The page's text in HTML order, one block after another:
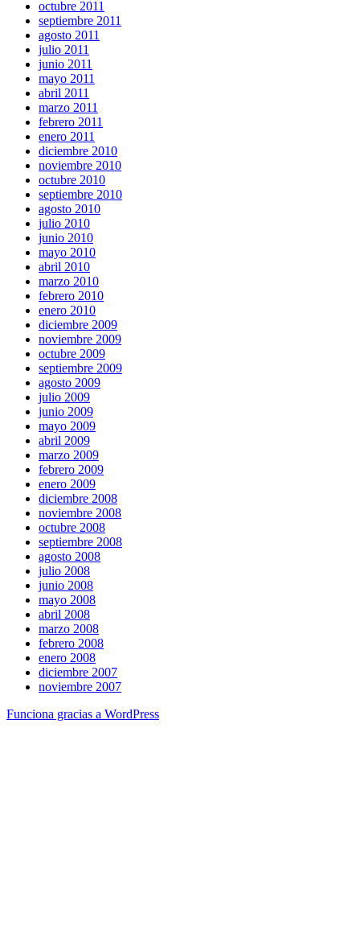
octubre 2011
septiembre 2011
agosto 2011
julio 2011
junio 2011
mayo 2011
abril 2011
marzo 2011
febrero 2011
enero 2011
diciembre 2010
noviembre 2010
octubre 2010
septiembre 2010
agosto 2010
julio 2010
junio 2010
mayo 2010
abril 2010
marzo 2010
febrero 2010
enero 2010
diciembre 2009
noviembre 2009
octubre 2009
septiembre 2009
agosto 2009
julio 2009
junio 2009
mayo 2009
abril 2009
marzo 2009
febrero 2009
enero 2009
diciembre 2008
noviembre 2008
octubre 2008
septiembre 2008
agosto 2008
julio 2008
junio 2008
mayo 2008
abril 2008
marzo 2008
febrero 2008
enero 2008
diciembre 2007
noviembre 2007
Funciona gracias a WordPress